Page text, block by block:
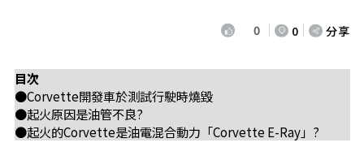
0 0 分享
目次
●Corvette開發車於測試行駛時燒毀
●起火原因是油管不良?
●起火的Corvette是油電混合動力「Corvette E-Ray」?